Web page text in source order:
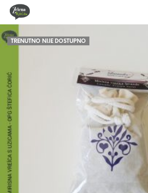
TRENUTNO NIJE DOSTUPNO